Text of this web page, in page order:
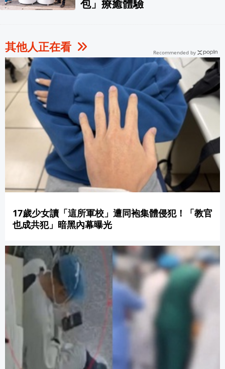
包」療癒體驗
其他人正在看
17歲少女讀「這所軍校」遭同袍集體侵犯！「教官
也成共犯」暗黑內幕曝光
Recommended by